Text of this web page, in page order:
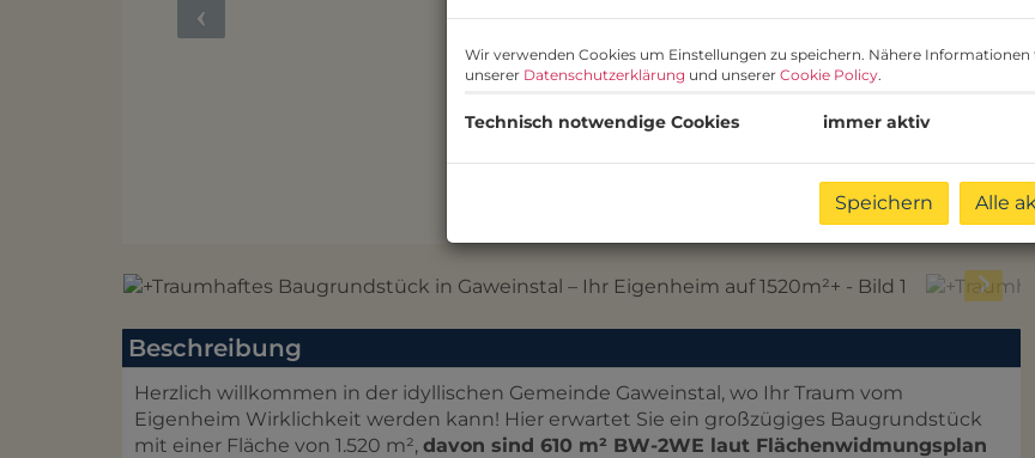
Beschreibung
Herzlich willkommen in der idyllischen Gemeinde Gaweinstal, wo Ihr Traum vom
Eigenheim Wirklichkeit werden kann! Hier erwartet Sie ein großzügiges Baugrundstück
mit einer Fläche von 1.520 m², davon sind 610 m² BW-2WE laut Flächenwidmungsplan
Wir verwenden Cookies um Einstellungen zu speichern. Nähere Informationen
unserer Datenschutzerklärung und unserer Cookie Policy.
Technisch notwendige Cookies immer aktiv
Speichern Alle